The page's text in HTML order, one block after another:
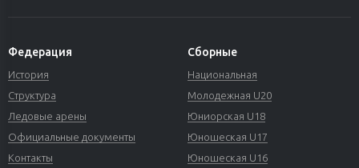
Федерация
История
Структура
Ледовые арены
Официальные документы
Контакты
Сборные
Национальная
Молодежная U20
Юниорская U18
Юношеская U17
Юношеская U16